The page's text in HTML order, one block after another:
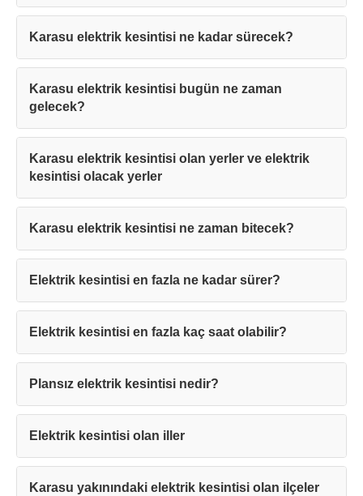
Karasu elektrik kesintisi ne kadar sürecek?
Karasu elektrik kesintisi bugün ne zaman
gelecek?
Karasu elektrik kesintisi olan yerler ve elektrik
kesintisi olacak yerler
Karasu elektrik kesintisi ne zaman bitecek?
Elektrik kesintisi en fazla ne kadar sürer?
Elektrik kesintisi en fazla kaç saat olabilir?
Plansız elektrik kesintisi nedir?
Elektrik kesintisi olan iller
Karasu yakınındaki elektrik kesintisi olan ilçeler
Teşekkürler!
Mesajınız başarıyla ulaştırıldı. En kısa